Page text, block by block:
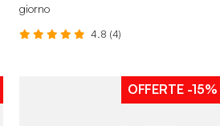
giorno
4.8 (4)
OFFERTE -15%